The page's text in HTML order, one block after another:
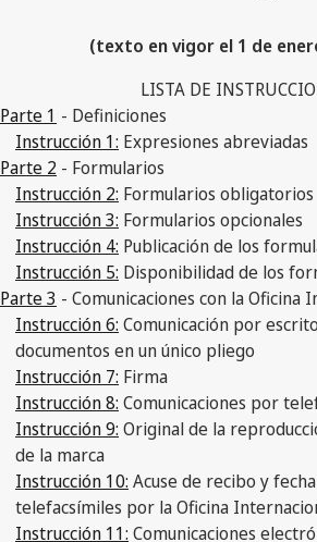
(texto en vigor el 1 de
LISTA DE
Parte 1 - Definiciones
Instrucción 1: Expresiones abreviadas
Parte 2 - Formularios
Instrucción 2: Formularios obligatorios
Instrucción 3: Formularios opcionales
Instrucción 4: Publicación de los
Instrucción 5: Disponibilidad de los
Parte 3 - Comunicaciones con la Oficina
Instrucción 6: Comunicación por
documentos en un único pliego
Instrucción 7: Firma
Instrucción 8: Comunicaciones por
Instrucción 9: Original de la
de la marca
Instrucción 10: Acuse de recibo y
telefacsímiles por la Oficina
Instrucción 11: Comunicaciones